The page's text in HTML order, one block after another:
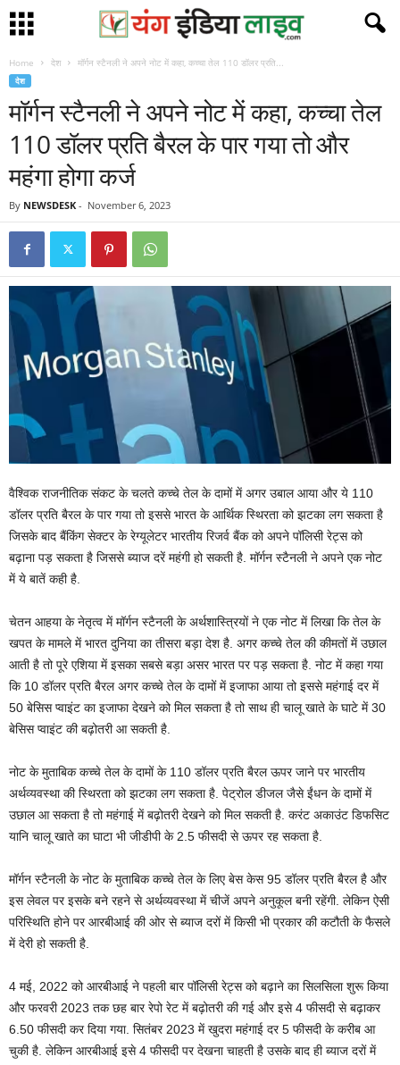
Home देश मॉर्गन स्टैनली ने अपने नोट में कहा, कच्चा तेल 110 डॉलर प्रति...
देश
मॉर्गन स्टैनली ने अपने नोट में कहा, कच्चा तेल
110 डॉलर प्रति बैरल के पार गया तो और
महंगा होगा कर्ज
By NEWSDESK - November 6, 2023
वैश्विक राजनीतिक संकट के चलते कच्चे तेल के दामों में अगर उबाल आया और ये 110
डॉलर प्रति बैरल के पार गया तो इससे भारत के आर्थिक स्थिरता को झटका लग सकता है
जिसके बाद बैंकिंग सेक्टर के रेग्यूलेटर भारतीय रिजर्व बैंक को अपने पॉलिसी रेट्स को
बढ़ाना पड़ सकता है जिससे ब्याज दरें महंगी हो सकती है. मॉर्गन स्टैनली ने अपने एक नोट
में ये बातें कही है.
चेतन आहया के नेतृत्व में मॉर्गन स्टैनली के अर्थशास्त्रियों ने एक नोट में लिखा कि तेल के
खपत के मामले में भारत दुनिया का तीसरा बड़ा देश है. अगर कच्चे तेल की कीमतों में उछाल
आती है तो पूरे एशिया में इसका सबसे बड़ा असर भारत पर पड़ सकता है. नोट में कहा गया
कि 10 डॉलर प्रति बैरल अगर कच्चे तेल के दामों में इजाफा आया तो इससे महंगाई दर में
50 बेसिस प्वाइंट का इजाफा देखने को मिल सकता है तो साथ ही चालू खाते के घाटे में 30
बेसिस प्वाइंट की बढ़ोतरी आ सकती है.
नोट के मुताबिक कच्चे तेल के दामों के 110 डॉलर प्रति बैरल ऊपर जाने पर भारतीय
अर्थव्यवस्था की स्थिरता को झटका लग सकता है. पेट्रोल डीजल जैसे ईंधन के दामों में
उछाल आ सकता है तो महंगाई में बढ़ोतरी देखने को मिल सकती है. करंट अकाउंट डिफसिट
यानि चालू खाते का घाटा भी जीडीपी के 2.5 फीसदी से ऊपर रह सकता है.
मॉर्गन स्टैनली के नोट के मुताबिक कच्चे तेल के लिए बेस केस 95 डॉलर प्रति बैरल है और
इस लेवल पर इसके बने रहने से अर्थव्यवस्था में चीजें अपने अनुकूल बनी रहेंगी. लेकिन ऐसी
परिस्थिति होने पर आरबीआई की ओर से ब्याज दरों में किसी भी प्रकार की कटौती के फैसले
में देरी हो सकती है.
4 मई, 2022 को आरबीआई ने पहली बार पॉलिसी रेट्स को बढ़ाने का सिलसिला शुरू किया
और फरवरी 2023 तक छह बार रेपो रेट में बढ़ोतरी की गई और इसे 4 फीसदी से बढ़ाकर
6.50 फीसदी कर दिया गया. सितंबर 2023 में खुदरा महंगाई दर 5 फीसदी के करीब आ
चुकी है. लेकिन आरबीआई इसे 4 फीसदी पर देखना चाहती है उसके बाद ही ब्याज दरों में